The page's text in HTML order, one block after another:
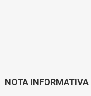
NOTA INFORMATIVA